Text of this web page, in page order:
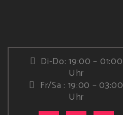
Di-Do: 19:00 – 01:00
Uhr
Fr/Sa : 19:00 – 03:00
Uhr